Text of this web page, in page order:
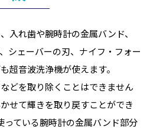
入れ歯や腕時計の金属バンド、
シェーバーの刃、ナイフ・フォー
超音波洗浄機が使えます。
どを取り除くことはできません
せて輝きを取り戻すことができ
っている腕時計の金属バンド部分